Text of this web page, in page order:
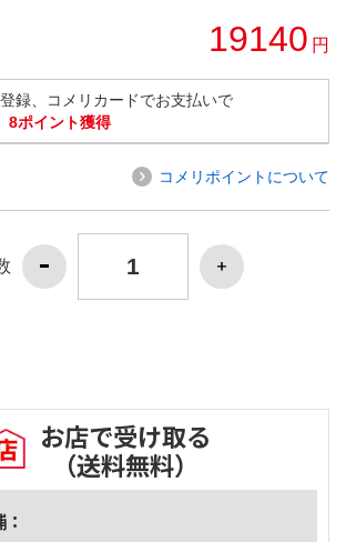
19140 円
録、コメリカードでお支払いで
8ポイント獲得
コメリポイントについて
お店で受け取る
（送料無料）